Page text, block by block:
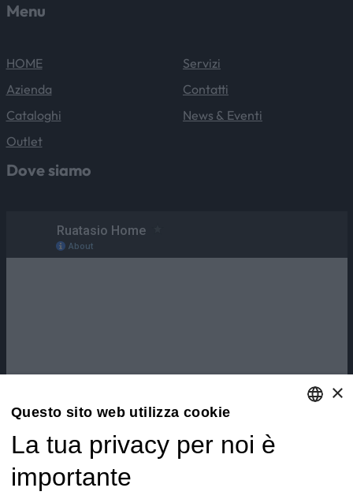
Menu
HOME
Azienda
Cataloghi
Outlet
Servizi
Contatti
News & Eventi
Dove siamo
×
Questo sito web utilizza cookie
La tua privacy per noi è
importante